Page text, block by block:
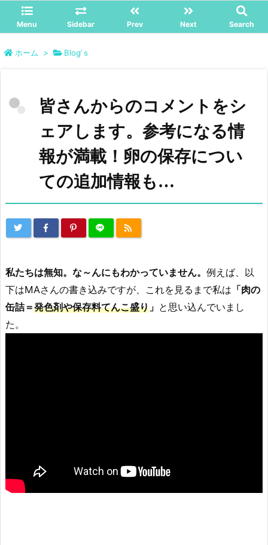
Menu Sidebar Prev Next Search
ホーム > Blog’ｓ
皆さんからのコメントをシ
ェアします。参考になる情
報が満載！卵の保存につい
ての追加情報も…
私たちは無知。な～んにもわかっていません。 例えば、以
下はMAさんの書き込みですが、これを見るまで私は 「肉の
缶詰＝発色剤や保存料てんこ盛り 」 と思い込んでいまし
た。